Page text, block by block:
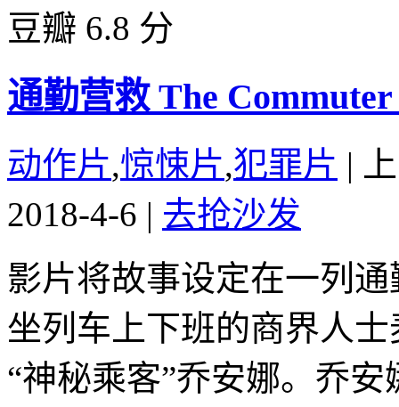
豆瓣 6.8 分
通勤营救 The Commuter
动作片,惊悚片,犯罪片 |
2018-4-6 | 去抢沙发
影片将故事设定在一列
坐列车上下班的商界人
“神秘乘客”乔安娜。乔